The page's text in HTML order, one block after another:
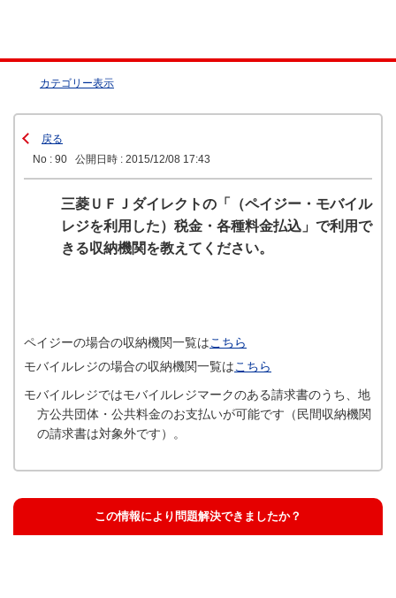
カテゴリー表示
戻る
No : 90
公開日時 : 2015/12/08 17:43
三菱ＵＦＪダイレクトの「（ペイジー・モバイル
レジを利用した）税金・各種料金払込」で利用で
きる収納機関を教えてください。
ペイジーの場合の収納機関一覧はこちら
モバイルレジの場合の収納機関一覧はこちら
モバイルレジではモバイルレジマークのある請求書のうち、地
方公共団体・公共料金のお支払いが可能です（民間収納機関
の請求書は対象外です）。
この情報により問題解決できましたか？